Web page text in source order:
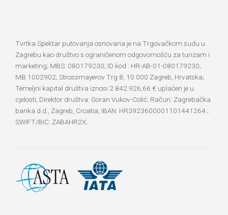
Tvrtka Spektar putovanja osnovana je na Trgovačkom sudu u
Zagrebu kao društvo s ograničenom odgovornošću za turizam i
marketing; MBS: 080179230; ID kod : HR-AB-01-080179230;
MB 1002902; Strossmayerov Trg 8, 10 000 Zagreb, Hrvatska;
Temeljni kapital društva iznosi 2.842.926,66 € uplaćen je u
cjelosti; Direktor društva: Goran Vukov-Colić; Račun: Zagrebačka
banka d.d., Zagreb, Croatia, IBAN: HR3923600001101441264 ;
SWIFT/BIC: ZABAHR2X;